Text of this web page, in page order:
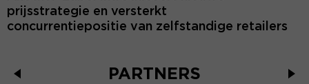
prijsstrategie en versterkt
concurrentiepositie van zelfstandige retailers
PARTNERS